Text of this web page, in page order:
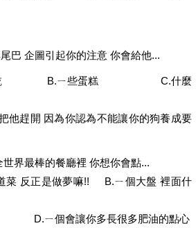
巴 企圖引起你的注意 你會給他...
乾 B.ㄧ些蛋糕 C.什麼
開 因為你認為不能讓你的狗養成要
界最棒的餐廳裡 你想你會點...
反正是做夢嘛!! B.ㄧ個大盤 裡面什
讓你多長很多肥油的點心